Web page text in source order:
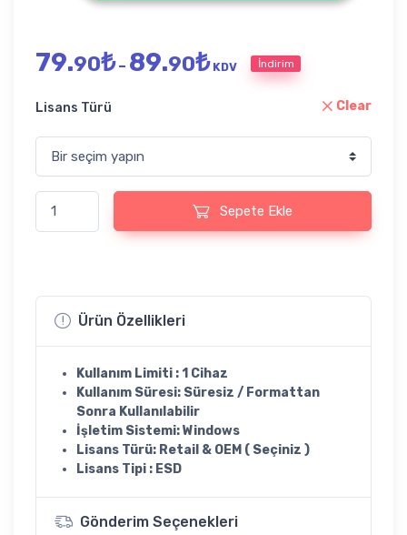
79.90₺ – 89.90₺ Fiyat aralığı: 79.90₺ -
KDV İndirim
Lisans Türü Clear
Windows 7 Home Basic KEY Lisans Anahtarı adet
Sepete Ekle
Ürün Özellikleri
Kullanım Limiti : 1 Cihaz
Kullanım Süresi: Süresiz / Formattan
Sonra Kullanılabilir
İşletim Sistemi: Windows
Lisans Türü: Retail & OEM ( Seçiniz )
Lisans Tipi : ESD
Gönderim Seçenekleri